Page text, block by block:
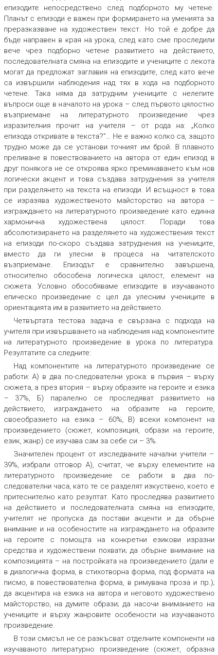
епизодите непосредствено след подборното му четене.
Планът с епизоди е важен при формирането на уменията за
преразказване на художествен текст. Но той е добре да
бъде направен в края на урока, след като сме проследили
вече чрез подборно четене развитието на действието,
последователната смяна на епизодите и учениците с лекота
могат да предложат заглавия на епизодите, след като вече
са извършили наблюдения над тях в хода на подборното
четене. Така няма да затрудним учениците с нелепите
въпроси още в началото на урока – след първото цялостно
възприемане на литературното произведение чрез
изразителния прочит на учителя – от рода на: „Колко
епизода откривате в текста?“… Не е важно колко са, защото
трудно може да се установи точният им брой. В плавното
преливане в повествованието на автора от един епизод в
друг понякога не се откроява ярко преминаването към нов
логически акцент и това създава затруднения за учителя
при разделянето на текста на епизоди. И всъщност в това
се изразява художественото майсторство на автора –
изграждането на литературното произведение като единна
хармонична художествена цялост. Поради това
абсолютизирането на разделянето на художествения текст
на епизоди по-скоро създава затруднения на учениците,
вместо да ги улесни в процеса на читателското
възприемане. Епизодът е сравнително завършена,
относително обособена логическа цялост, елемент на
сюжета. Условно обособяваме епизодите в изучаваното
епическо произведение с цел да улесним учениците в
ориентацията им в развитието на действието.
Четвъртата тестова задача е свързана с подхода на
учителя при извършването на наблюдения над компонентите
на литературното произведение в урока по литература.
Резултатите са следните:
Над компонентите на литературното произведение се
работи: А) в два по-следователни урока: в първия – върху
сюжета, а през втория – върху образите на героите и езика
– 37%, Б) паралелно се проследяват развитието на
действието, изграждането на образите на героите,
своеобразието на езика – 60%, В) всеки компонент на
произведението (сюжет, композиция, образи на героите,
език, жанр) се изучава сам за себе си – 3%.
Значителен процент от изследваните начални учители –
39%, избрали отговор А), считат, че върху елементите на
литературното произведение се работи в два по-
следователни часа, като те се разделят изкуствено, което е
притеснително като резултат. Като проследява развитието
на действието и последователната смяна на епизодите,
учителят не пропуска да постави акценти ида обърне
внимание и на особеностите на изграждането на образите
на героите с помощта на конкретни езикови изразни
средства и художествени похвати; да обърне внимание на
композицията – на постройката на произведението (дали е
в диалогична форма, в стихотворна форма, под формата на
писмо, в повествователна форма, в римувана проза и пр.);
да акцентира на езика на автора и неговото художествено
майсторство, на думите образи; да насочи вниманието на
учениците и върху жанровите особености на изучаваното
произведение.
В този смисъл не се разкъсват отделните компоненти на
изучаваното литературно произведение (сюжет, образна